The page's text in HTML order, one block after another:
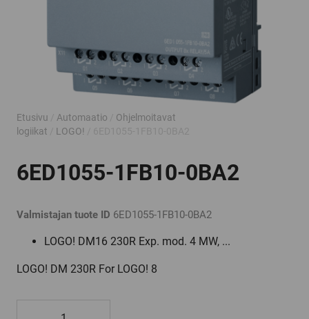
Etusivu Automaatio
Ohjelmoitavat
logiikat
LOGO!
6ED1055-1FB10-0BA2
Valmistajan tuote ID 6ED1055-1FB10-0BA2
LOGO! DM16 230R Exp. mod. 4 MW, ...
LOGO! DM 230R For LOGO! 8